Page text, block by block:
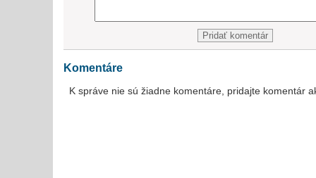
Komentáre
K správe nie sú žiadne komentáre, pridajte komentár